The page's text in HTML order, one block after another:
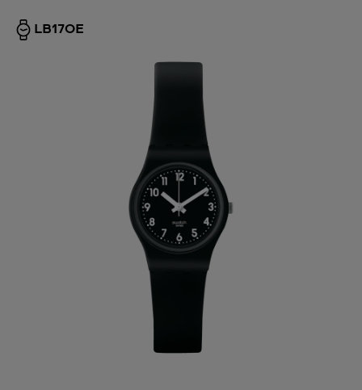
LB170E